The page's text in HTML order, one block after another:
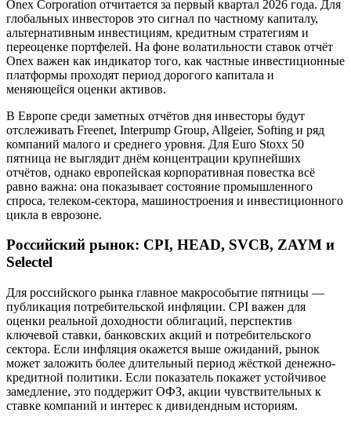
Onex Corporation отчитается за первый квартал 2026 года. Для
глобальных инвесторов это сигнал по частному капиталу,
альтернативным инвестициям, кредитным стратегиям и
переоценке портфелей. На фоне волатильности ставок отчёт
Onex важен как индикатор того, как частные инвестиционные
платформы проходят период дорогого капитала и
меняющейся оценки активов.
В Европе среди заметных отчётов дня инвесторы будут
отслеживать Freenet, Interpump Group, Allgeier, Softing и ряд
компаний малого и среднего уровня. Для Euro Stoxx 50
пятница не выглядит днём концентрации крупнейших
отчётов, однако европейская корпоративная повестка всё
равно важна: она показывает состояние промышленного
спроса, телеком-сектора, машиностроения и инвестиционного
цикла в еврозоне.
Российский рынок: CPI, HEAD, SVCB, ZAYM и
Selectel
Для российского рынка главное макрособытие пятницы —
публикация потребительской инфляции. CPI важен для
оценки реальной доходности облигаций, перспектив
ключевой ставки, банковских акций и потребительского
сектора. Если инфляция окажется выше ожиданий, рынок
может заложить более длительный период жёсткой денежно-
кредитной политики. Если показатель покажет устойчивое
замедление, это поддержит ОФЗ, акции чувствительных к
ставке компаний и интерес к дивидендным историям.